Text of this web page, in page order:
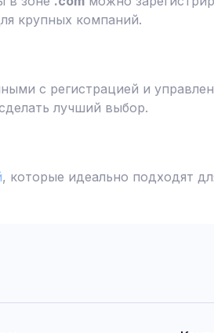
крупных компаний.
с регистрацией и
лучший выбор.
, которые идеально подходят